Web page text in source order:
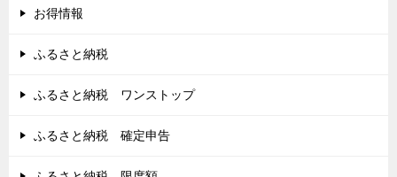
お得情報
ふるさと納税
ふるさと納税 ワンストップ
ふるさと納税 確定申告